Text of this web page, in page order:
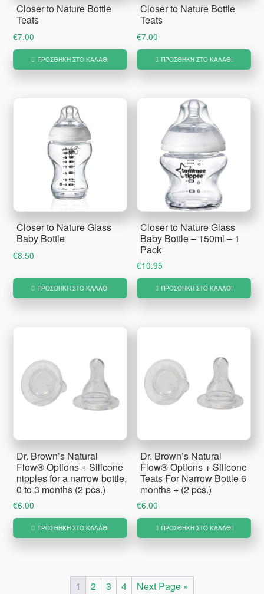
Closer to Nature Bottle
Teats
€7.00
ΠΡΟΣΘΉΚΗ ΣΤΟ ΚΑΛΆΘΙ
Closer to Nature Bottle
Teats
€7.00
ΠΡΟΣΘΉΚΗ ΣΤΟ ΚΑΛΆΘΙ
Closer to Nature Glass
Baby Bottle
€8.50
ΠΡΟΣΘΉΚΗ ΣΤΟ ΚΑΛΆΘΙ
Closer to Nature Glass
Baby Bottle – 150ml – 1
Pack
€10.95
ΠΡΟΣΘΉΚΗ ΣΤΟ ΚΑΛΆΘΙ
Dr. Brown’s Natural
Flow® Options + Silicone
nipples for a narrow bottle,
0 to 3 months (2 pcs.)
€6.00
ΠΡΟΣΘΉΚΗ ΣΤΟ ΚΑΛΆΘΙ
Dr. Brown’s Natural
Flow® Options + Silicone
Teats For Narrow Bottle 6
months + (2 pcs.)
€6.00
ΠΡΟΣΘΉΚΗ ΣΤΟ ΚΑΛΆΘΙ
1 2 3 4 Next Page »